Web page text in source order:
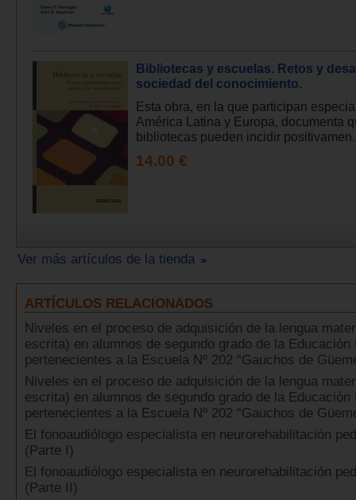
Bibliotecas y escuelas. Retos y
sociedad del conocimiento.
Esta obra, en la que participan
América Latina y Europa, documenta
bibliotecas pueden incidir
14.00 €
Ver más artículos de la tienda
ARTÍCULOS RELACIONADOS
Niveles en el proceso de adquisición de la lengua
escrita) en alumnos de segundo grado de la Educación
pertenecientes a la Escuela Nº 202 “Gauchos de
Niveles en el proceso de adquisición de la lengua
escrita) en alumnos de segundo grado de la Educación
pertenecientes a la Escuela Nº 202 “Gauchos de
El fonoaudiólogo especialista en neurorehabilitación
(Parte I)
El fonoaudiólogo especialista en neurorehabilitación
(Parte II)